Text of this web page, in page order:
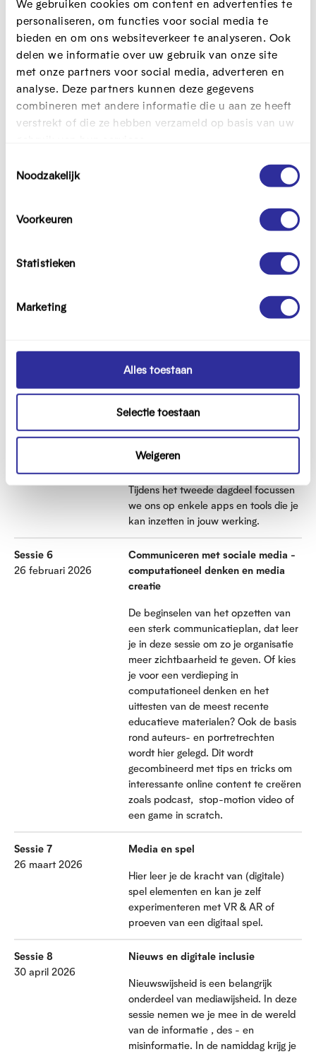
We gebruiken cookies om content en advertenties te
personaliseren, om functies voor social media te
bieden en om ons websiteverkeer te analyseren. Ook
delen we informatie over uw gebruik van onze site
met onze partners voor social media, adverteren en
analyse. Deze partners kunnen deze gegevens
combineren met andere informatie die u aan ze heeft
verstrekt of die ze hebben verzameld op basis van uw
e
Noodzakelijk
Voorkeuren
Statistieken
Marketing
Alles toestaan
Selectie toestaan
Weigeren
13 november 2025
Online relaties en mediawijs beleid
Een Mediawijs beleid is een rode
draad en een houvast in je
organisatie. Maar hoe start je daar
aan? Wij loodsen je door enkele tools
die jou op weg helpen om dit te
ontwikkelen. Tijdens het tweede deel
cyberpesten en problematisch
Sessie 4
spelen in jouw organisatie? Je leert de
kansen en de valkuilen van AI voor
Vervolgens krijg je een inzicht in online
valkuilen als phishing. Hoe kan je
je een basis over hoe je de impact van
jouw mediacoach project kan meten.
Tijd voor intervisie en een verdere
ging je tot nu toe aan het werk als
mediacoach in je mediawijs project?
Tijdens het tweede dagdeel focussen
we ons op enkele apps en tools die je
kan inzetten in jouw werking.
Sessie 6
26 februari 2026
Communiceren met sociale media -
computationeel denken en media
creatie
De beginselen van het opzetten van
een sterk communicatieplan, dat leer
je in deze sessie om zo je organisatie
meer zichtbaarheid te geven. Of kies
je voor een verdieping in
computationeel denken en het
uittesten van de meest recente
educatieve materialen? Ook de basis
rond auteurs- en portretrechten
wordt hier gelegd. Dit wordt
gecombineerd met tips en tricks om
interessante online content te creëren
zoals podcast, stop-motion video of
een game in scratch.
Sessie 7
26 maart 2026
Media en spel
Hier leer je de kracht van (digitale)
spel elementen en kan je zelf
experimenteren met VR & AR of
proeven van een digitaal spel.
Sessie 8
30 april 2026
Nieuws en digitale inclusie
Nieuwswijsheid is een belangrijk
onderdeel van mediawijsheid. In deze
sessie nemen we je mee in de wereld
van de informatie , des - en
misinformatie. In de namiddag krijg je